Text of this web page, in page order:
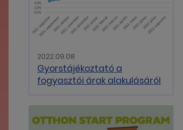
2022.09.08
Gyorstájékoztató a
fogyasztói árak alakulásáról